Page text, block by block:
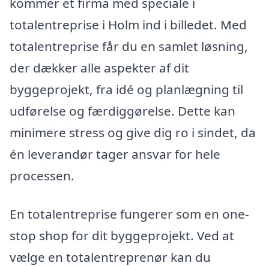
totalentreprise i Holm ind i billedet. Med
totalentreprise får du en samlet løsning,
der dækker alle aspekter af dit
byggeprojekt, fra idé og planlægning til
udførelse og færdiggørelse. Dette kan
minimere stress og give dig ro i sindet, da
én leverandør tager ansvar for hele
processen.
En totalentreprise fungerer som en one-
stop shop for dit byggeprojekt. Ved at
vælge en totalentreprenør kan du